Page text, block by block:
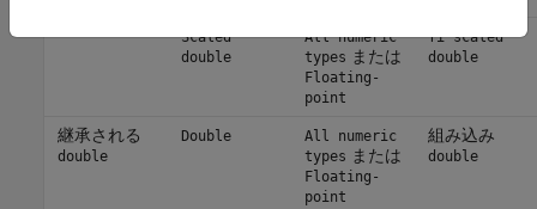
Scaled
double
All numeric
types または
Floating-
point
fi scaled
double
継承される
double
Double
All numeric
types または
Floating-
point
組み込み
double